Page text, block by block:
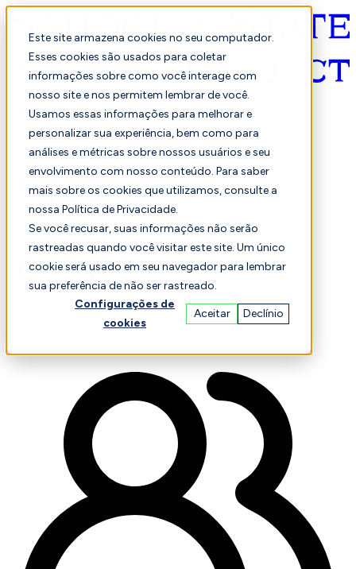
Este site armazena cookies no seu computador.
Esses cookies são usados para coletar
informações sobre como você interage com
nosso site e nos permitem lembrar de você.
Usamos essas informações para melhorar e
personalizar sua experiência, bem como para
análises e métricas sobre nossos usuários e seu
envolvimento com nosso conteúdo. Para saber
mais sobre os cookies que utilizamos, consulte a
nossa Política de Privacidade.
Se você recusar, suas informações não serão
rastreadas quando você visitar este site. Um único
cookie será usado em seu navegador para lembrar
sua preferência de não ser rastreado.
Configurações de
cookies
Aceitar Declínio
Português
Selecionado Comparação
Finança Desempenho